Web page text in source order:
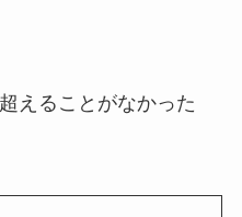
えることがなかった